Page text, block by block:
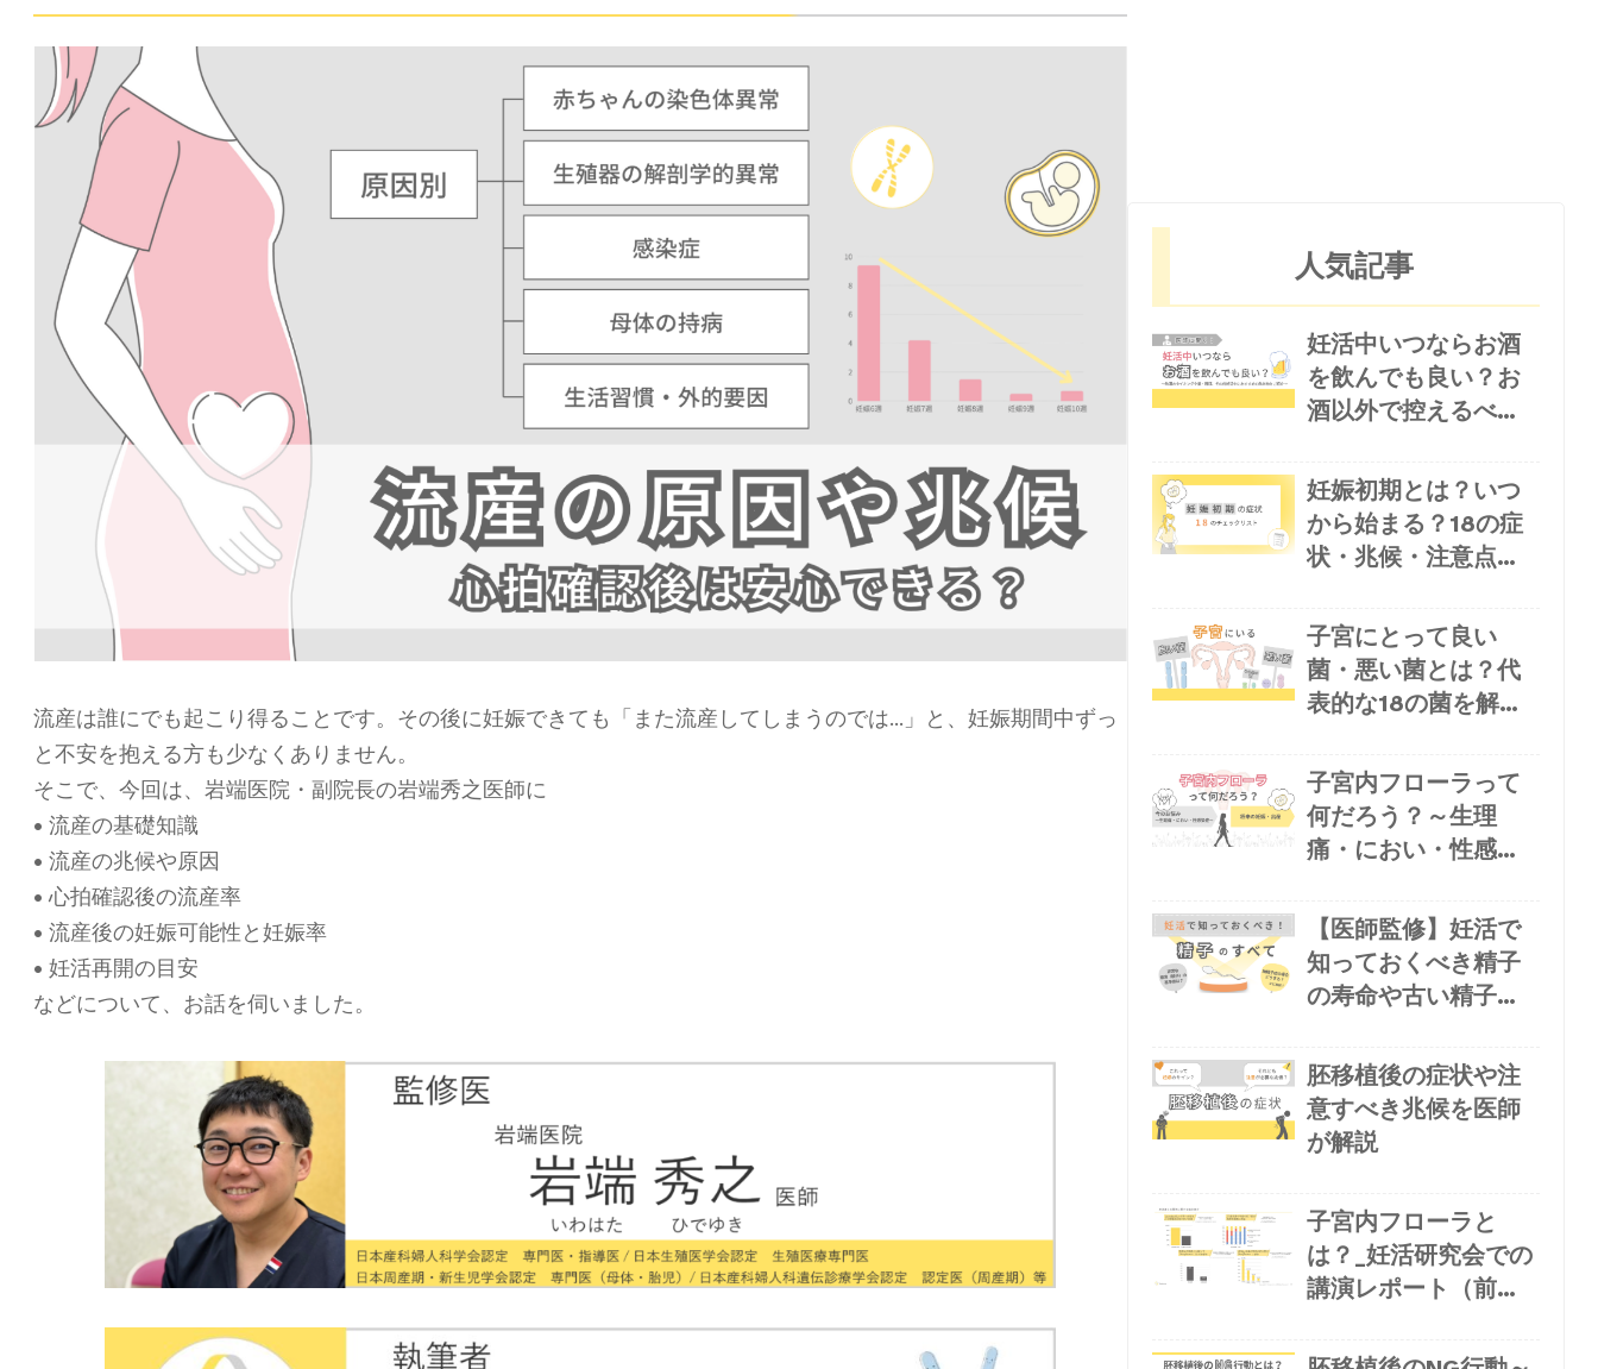
流産は誰にでも起こり得ることです。その後に妊娠できても「また流産してしまうのでは…」と、妊娠期間中ずっ
と不安を抱える方も少なくありません。
そこで、今回は、岩端医院・副院長の岩端秀之医師に
• 流産の基礎知識
• 流産の兆候や原因
• 心拍確認後の流産率
• 流産後の妊娠可能性と妊娠率
• 妊活再開の目安
などについて、お話を伺いました。
人気記事
妊活中いつならお酒
を飲んでも良い？お
酒以外で控えるべき
の飲み物も紹介
妊娠初期とは？いつ
から始まる？18の症
状・兆候・注意点を
説
子宮にとって良い
菌・悪い菌とは？代
表的な18の菌を解
子宮内フローラって
何だろう？～生理
痛・におい・性感染
ら、将来の妊娠・出
産まで関わる菌のこ
と
【医師監修】妊活で
知っておくべき精子
の寿命や古い精子の
作り方
胚移植後の症状や注
意すべき兆候を医師
が解説
子宮内フローラと
は？_妊活研究会での
講演レポート（前